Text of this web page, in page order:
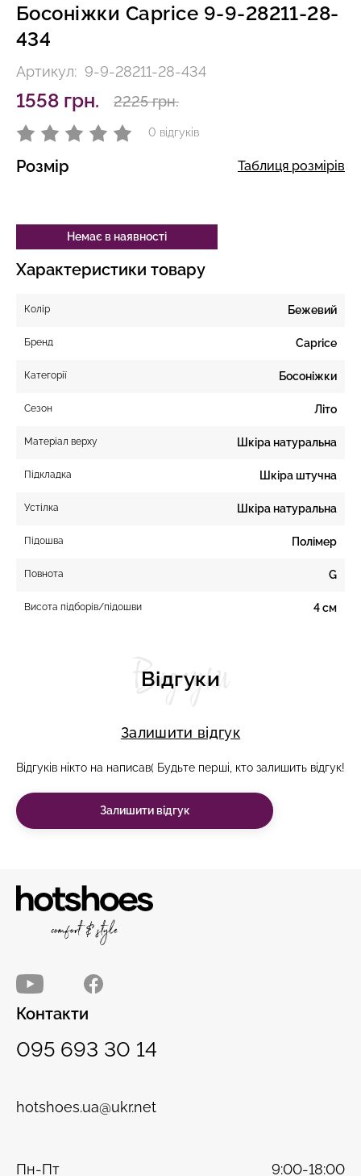
Босоніжки Caprice 9-9-28211-28-
434
Артикул: 9-9-28211-28-434
1558 грн. 2225 грн.
0 відгуків
Розмір Таблиця розмірів
Немає в наявності
Характеристики товару
Колір Бежевий
Бренд Caprice
Категорії Босоніжки
Сезон Літо
Матеріал верху Шкіра натуральна
Підкладка Шкіра штучна
Устілка Шкіра натуральна
Підошва Полімер
Повнота G
Висота підборів/підошви 4 см
Відгуки
Відгуки
Залишити відгук
Відгуків нікто на написав( Будьте перші, кто залишить відгук!
Залишити відгук
Контакти
095 693 30 14
hotshoes.ua@ukr.net
Пн-Пт 9:00-18:00